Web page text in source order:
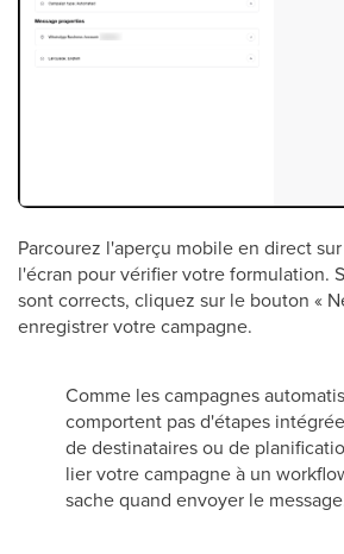
Parcourez l'aperçu mobile en direct
l'écran pour vérifier votre formulation.
sont corrects, cliquez sur le bouton «
enregistrer votre campagne.
Comme les campagnes
comportent pas d'étapes
de destinataires ou de
lier votre campagne à un
sache quand envoyer le